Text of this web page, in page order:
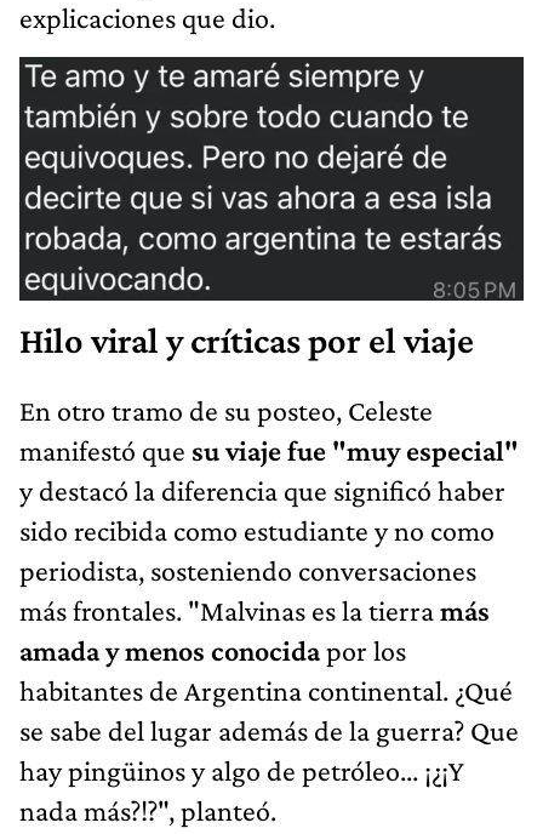
explicaciones que dio.
Hilo viral y críticas por el viaje
En otro tramo de su posteo, Celeste
manifestó que su viaje fue "muy especial"
y destacó la diferencia que significó haber
sido recibida como estudiante y no como
periodista, sosteniendo conversaciones
más frontales. "Malvinas es la tierramás
amada y menos conocidapor los
habitantes de Argentina continental. ¿Qué
se sabe del lugar además de la guerra? Que
hay pingüinos y algo de petróleo... ¡¿¡Y
nada más?!?", planteó.